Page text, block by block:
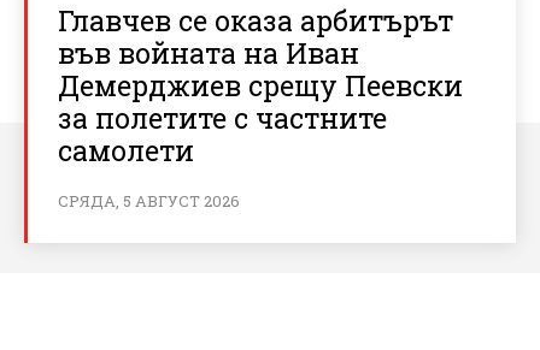
Главчев се оказа арбитърът
във войната на Иван
Демерджиев срещу Пеевски
за полетите с частните
самолети
СРЯДА, 5 АВГУСТ 2026